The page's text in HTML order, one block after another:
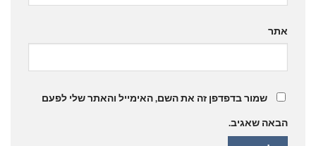
אתר
שמור בדפדפן זה את השם, האימייל והאתר שלי לפעם
הבאה שאגיב.